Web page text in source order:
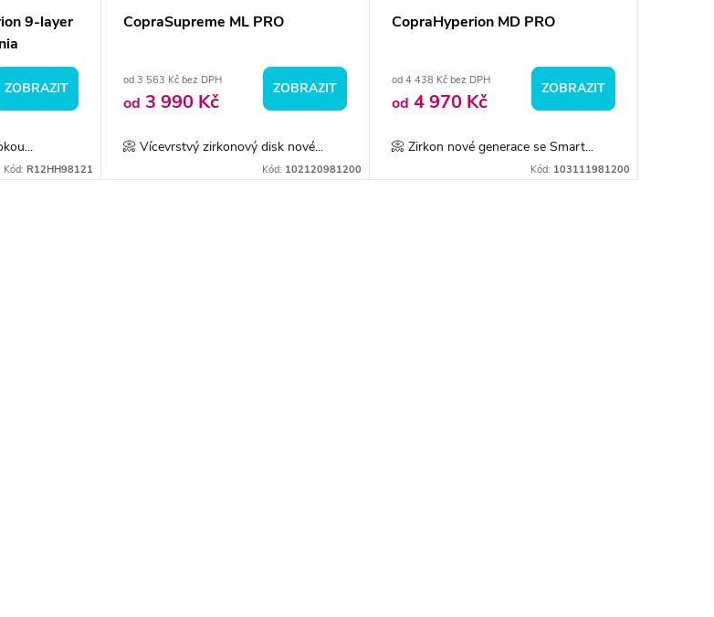
9-layer
ZOBRAZIT
Kód: R12HH98121
CopraSupreme ML PRO
od 3 563 Kč bez DPH
od 3 990 Kč
ZOBRAZIT
📀 Vícevrstvý zirkonový disk nové...
Kód: 102120981200
CopraHyperion MD PRO
od 4 438 Kč bez DPH
od 4 970 Kč
ZOBRAZIT
📀 Zirkon nové generace se Smart...
Kód: 103111981200